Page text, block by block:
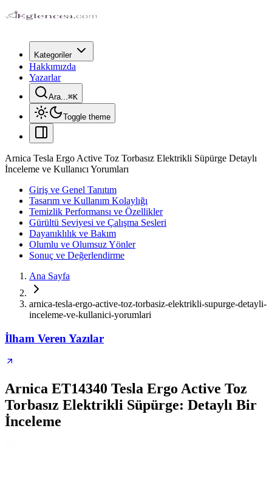
Kategoriler
Hakkımızda
Yazarlar
Ara...⌘K
Toggle theme
Arnica Tesla Ergo Active Toz Torbasız Elektrikli Süpürge Detaylı
İnceleme ve Kullanıcı Yorumları
Giriş ve Genel Tanıtım
Tasarım ve Kullanım Kolaylığı
Temizlik Performansı ve Özellikler
Gürültü Seviyesi ve Çalışma Sesleri
Dayanıklılık ve Bakım
Olumlu ve Olumsuz Yönler
Sonuç ve Değerlendirme
Ana Sayfa
arnica-tesla-ergo-active-toz-torbasiz-elektrikli-supurge-detayli-
inceleme-ve-kullanici-yorumlari
İlham Veren Yazılar
Arnica ET14340 Tesla Ergo Active Toz
Torbasız Elektrikli Süpürge: Detaylı Bir
İnceleme